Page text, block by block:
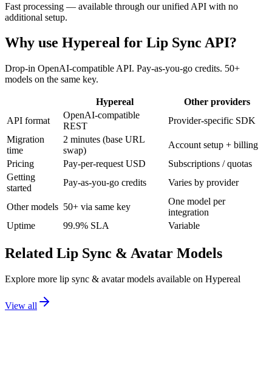
Fast processing — available through our unified API with no
additional setup.
Why use Hypereal for Lip Sync API?
Drop-in OpenAI-compatible API. Pay-as-you-go credits. 50+
models on the same key.
Hypereal
Other providers
API format
OpenAI-compatible
REST
Provider-specific SDK
Migration
time
2 minutes (base URL
swap)
Account setup + billing
Pricing
Pay-per-request USD
Subscriptions / quotas
Getting
started
Pay-as-you-go credits Varies by provider
Other models 50+ via same key
One model per
integration
Uptime
99.9% SLA Variable
Related Lip Sync & Avatar Models
Explore more lip sync & avatarmodels available on Hypereal
View all